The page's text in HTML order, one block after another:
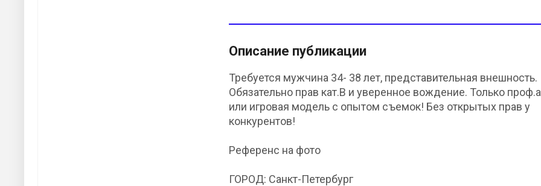
Описание публикации
Требуется мужчина 34- 38 лет, представительная внешность.
Обязательно прав кат.В и уверенное вождение. Только
или игровая модель с опытом съемок! Без открытых прав у
конкурентов!
Референс на фото
ГОРОД: Санкт-Петербург